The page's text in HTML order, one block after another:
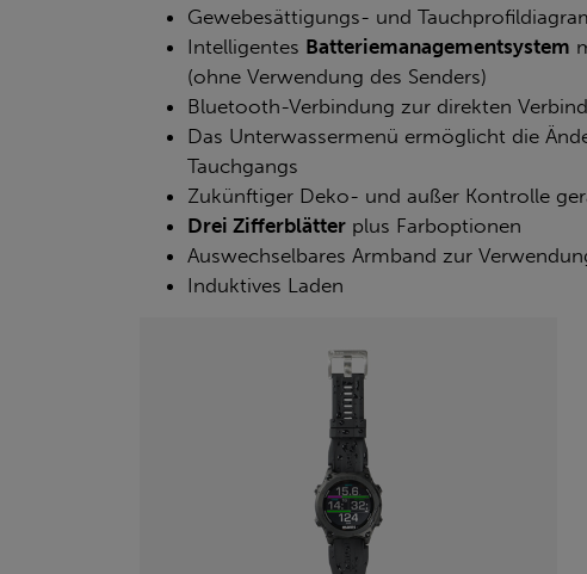
Gewebesättigungs- und
Intelligentes Batteriemanagementsystem
(ohne Verwendung des Senders)
Bluetooth-Verbindung zur direkten
Das Unterwassermenü ermöglicht die
Tauchgangs
Zukünftiger Deko- und außer Kontrolle
Drei Zifferblätter plus Farboptionen
Auswechselbares Armband zur
Induktives Laden